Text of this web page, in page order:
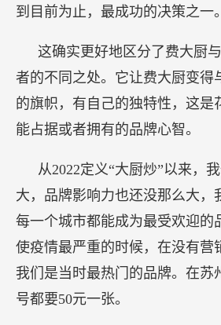
到目前为止，最成功的决策之一。
这确实更好地区分了费大厨
者的不同之处。它让费大厨变得
的旗帜，有自己的独特性，这是
能占据或者拥有的品牌心智。
从2022定义“大厨炒”以来，
大，品牌影响力也还没那么大，
每一个城市都能成为最受欢迎的
使疫情最严重的时候，在没有营
我们是当时最热门的品牌。在苏
号都要50元一张。